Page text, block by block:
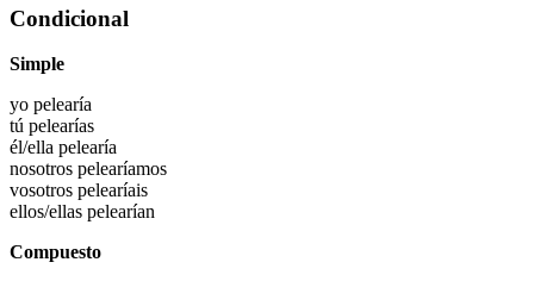
Condicional
Simple
yo pelearía
tú pelearías
él/ella pelearía
nosotros pelearíamos
vosotros pelearíais
ellos/ellas pelearían
Compuesto